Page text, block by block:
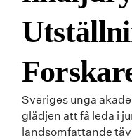
Sveriges unga
glädjen att få leda i
landsomfattande